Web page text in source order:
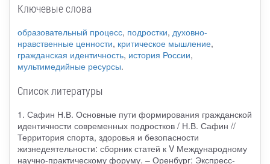
Ключевые слова
образовательный процесс, подростки, духовно-
нравственные ценности, критическое мышление,
гражданская идентичность, история России,
мультимедийные ресурсы.
Список литературы
1. Сафин Н.В. Основные пути формирования гражданской
идентичности современных подростков / Н.В. Сафин //
Территория спорта, здоровья и безопасности
жизнедеятельности: сборник статей к V Международному
научно-практическому форуму. – Оренбург: Экспресс-